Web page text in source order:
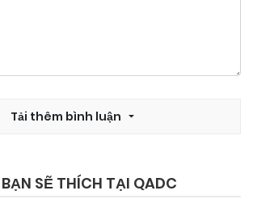
Tải thêm bình luận
SẼ THÍCH TẠI QADC